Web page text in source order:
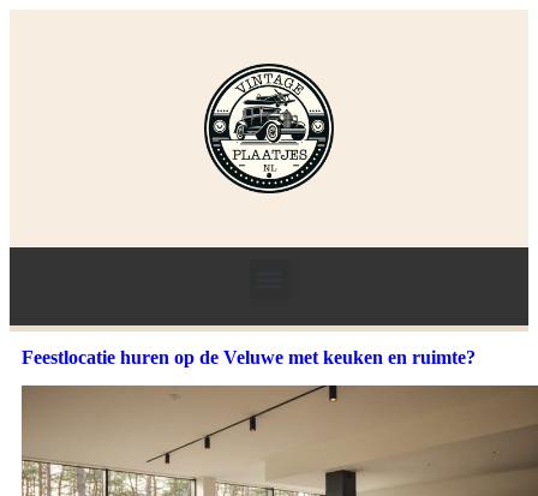
Feestlocatie huren op de Veluwe met keuken en ruimte?